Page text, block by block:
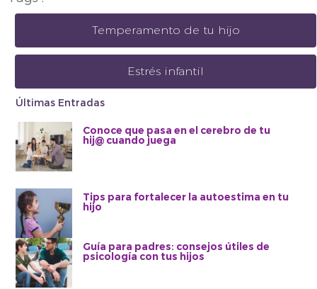
Temperamento de tu hijo
Estrés infantil
Últimas Entradas
Conoce que pasa en el cerebro de tu
hij@ cuando juega
Tips para fortalecer la autoestima en tu
hijo
Guía para padres: consejos útiles de
psicología con tus hijos